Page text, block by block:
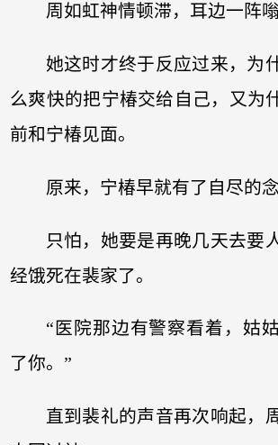
周如虹神情顿滞，耳边一阵嗡
她这时才终于反应过来，为
么爽快的把宁椿交给自己，又为
前和宁椿见面。
原来，宁椿早就有了自尽的念
只怕，她要是再晚几天去要
经饿死在裴家了。
“医院那边有警察看着，姑
了你。”
直到裴礼的声音再次响起，